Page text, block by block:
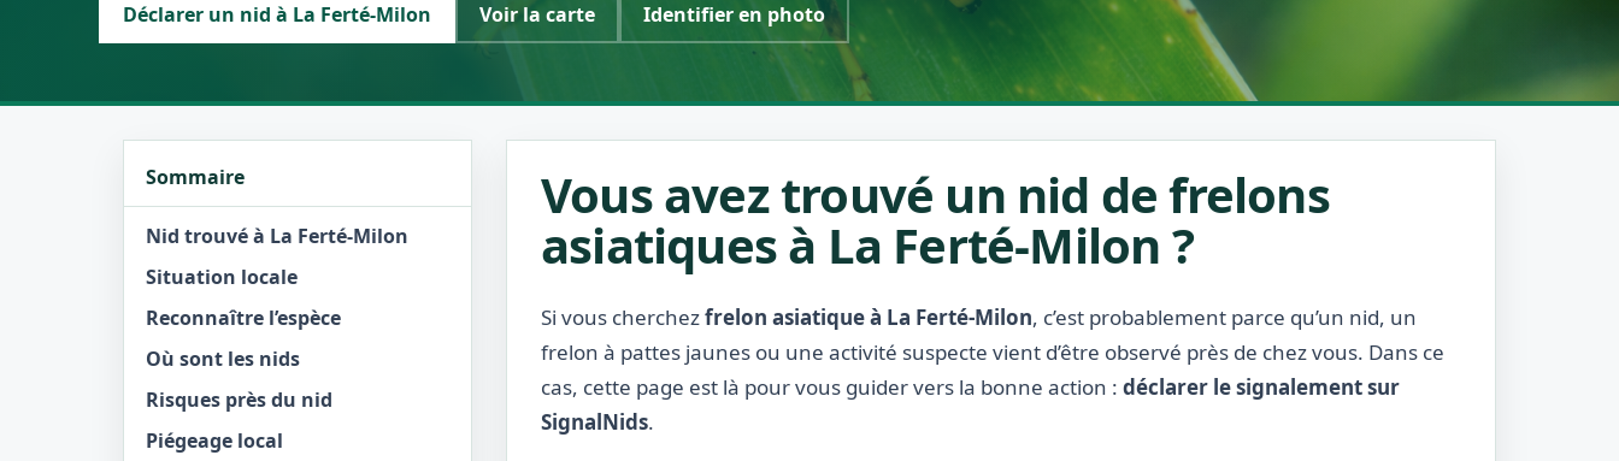
Déclarer un nid à La Ferté-Milon Voir la carte Identifier en photo
Sommaire
Nid trouvé à La Ferté-Milon
Situation locale
Reconnaître l’espèce
Où sont les nids
Risques près du nid
Piégeage local
Vous avez trouvé un nid de frelons
asiatiques à La Ferté-Milon ?
Si vous cherchezfrelon asiatique à La Ferté-Milon, c’est probablement parce qu’un nid, un
frelon à pattes jaunes ou une activité suspecte vient d’être observé près de chez vous. Dans ce
cas, cette page est là pour vous guider vers la bonne action : déclarer le signalement sur
SignalNids.